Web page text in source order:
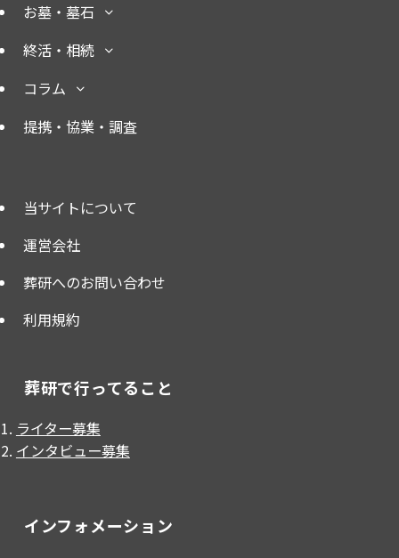
お墓・墓石
終活・相続
コラム
提携・協業・調査
当サイトについて
運営会社
葬研へのお問い合わせ
利用規約
葬研で行ってること
ライター募集
インタビュー募集
インフォメーション